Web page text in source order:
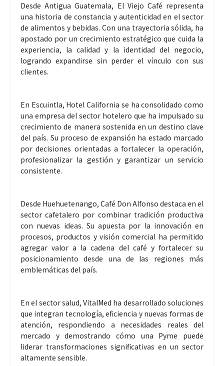
Desde Antigua Guatemala, El Viejo Café representa
una historia de constancia y autenticidad en el sector
de alimentos y bebidas. Con una trayectoria sólida, ha
apostado por un crecimiento estratégico que cuida la
experiencia, la calidad y la identidad del negocio,
logrando expandirse sin perder el vínculo con sus
clientes.
En Escuintla, Hotel California se ha consolidado como
una empresa del sector hotelero que ha impulsado su
crecimiento de manera sostenida en un destino clave
del país. Su proceso de expansión ha estado marcado
por decisiones orientadas a fortalecer la operación,
profesionalizar la gestión y garantizar un servicio
consistente.
Desde Huehuetenango, Café Don Alfonso destaca en el
sector cafetalero por combinar tradición productiva
con nuevas ideas. Su apuesta por la innovación en
procesos, productos y visión comercial ha permitido
agregar valor a la cadena del café y fortalecer su
posicionamiento desde una de las regiones más
emblemáticas del país.
En el sector salud, VitalMed ha desarrollado soluciones
que integran tecnología, eficiencia y nuevas formas de
atención, respondiendo a necesidades reales del
mercado y demostrando cómo una Pyme puede
liderar transformaciones significativas en un sector
altamente sensible.